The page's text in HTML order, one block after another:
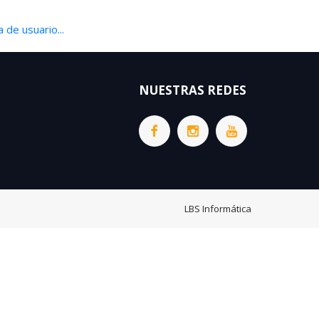
de usuario...
NUESTRAS REDES
LBS Informática